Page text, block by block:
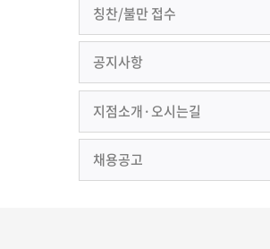
칭찬/불만 접수
공지사항
지점소개·오시는길
채용공고